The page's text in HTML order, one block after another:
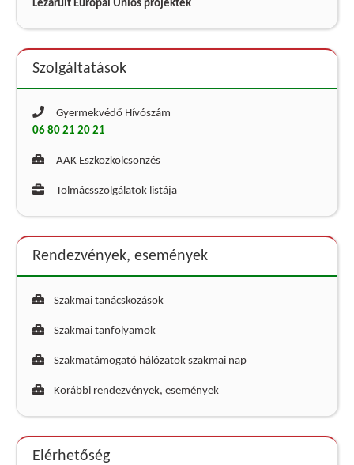
Lezárult Európai Uniós projektek
Szolgáltatások
Gyermekvédő Hívószám
06 80 21 20 21
AAK Eszközkölcsönzés
Tolmácsszolgálatok listája
Rendezvények, események
Szakmai tanácskozások
Szakmai tanfolyamok
Szakmatámogató hálózatok szakmai nap
Korábbi rendezvények, események
Elérhetőség